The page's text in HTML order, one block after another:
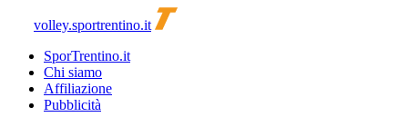
volley.sportrentino.it
SporTrentino.it
Chi siamo
Affiliazione
Pubblicità